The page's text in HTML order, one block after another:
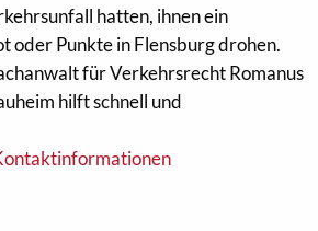
hatten, ihnen ein
oder Punkte in Flensburg drohen.
für Verkehrsrecht Romanus
hilft schnell und